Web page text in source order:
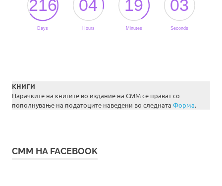
КНИГИ
Нарачките на книгите во издание на СММ се прават со
пополнување на податоците наведени во следната Форма.
СММ НА FACEBOOK